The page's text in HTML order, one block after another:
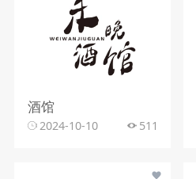
酒馆
2024-10-10 511